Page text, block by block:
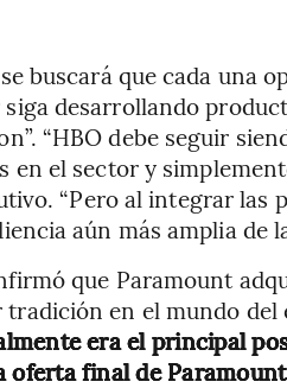
buscará que cada una
desarrollando
“HBO debe seguir
en el sector y
“Pero al integrar
aún más amplia de
que Paramount
en el mundo
era el principal
oferta final de